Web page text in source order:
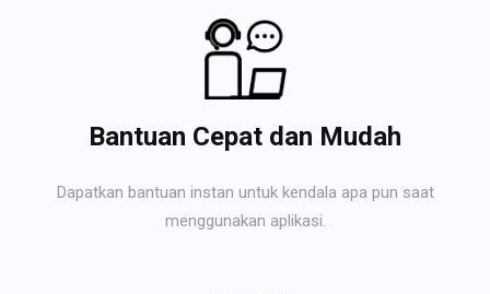
Bantuan Cepat dan Mudah
Dapatkan bantuan instan untuk kendala apa pun saat
menggunakan aplikasi.